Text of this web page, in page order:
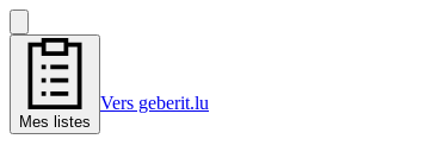
Mes listes
Vers geberit.lu